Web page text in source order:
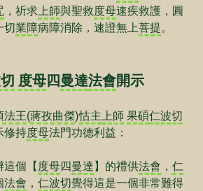
，祈求上師與聖救度母速疾救護，圓
切業障病障消除，速證無上菩提。
度母四曼達法會開示
法王(蔣孜曲傑)怙主上師 果碩仁波切
修持度母法門功德利益：
這個【度母四曼達】的禮供法會 ， 仁
法會 ， 仁波切覺得這是一個非常難得